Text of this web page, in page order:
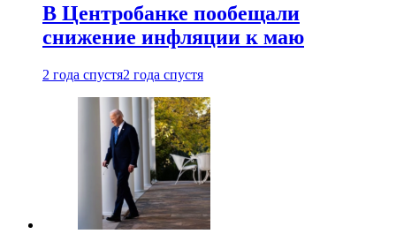
В Центробанке пообещали
снижение инфляции к маю
2 года спустя2 года спустя